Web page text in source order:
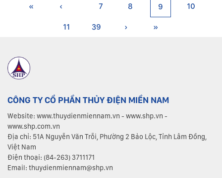
« ‹ 7 8 9 10
11 39 › »
CÔNG TY CỔ PHẦN THỦY ĐIỆN MIỀN NAM
Website: www.thuydienmiennam.vn - www.shp.vn -
www.shp.com.vn
Địa chỉ: 51A Nguyễn Văn Trỗi, Phường 2 Bảo Lộc, Tỉnh Lâm Đồng,
Việt Nam
Điện thoại: (84-263) 3711171
Email: thuydienmiennam@shp.vn